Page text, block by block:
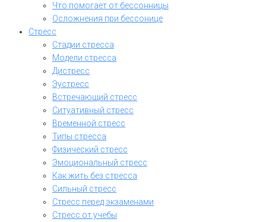
Что помогает от бессонницы
Осложнения при бессонице
Стресс
Стадии стресса
Модели стресса
Дистресс
Эустресс
Встречающий стресс
Ситуативный стресс
Временной стресс
Типы стресса
Физический стресс
Эмоциональный стресс
Как жить без стресса
Сильный стресс
Стресс перед экзаменами
Стресс от учебы